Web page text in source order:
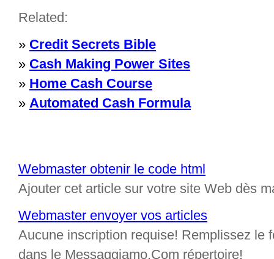
Related:
» Credit Secrets Bible
» Cash Making Power Sites
» Home Cash Course
» Automated Cash Formula
Webmaster obtenir le code html
Ajouter cet article sur votre site Web dès
Webmaster envoyer vos articles
Aucune inscription requise! Remplissez le
dans le Messaggiamo.Com répertoire!